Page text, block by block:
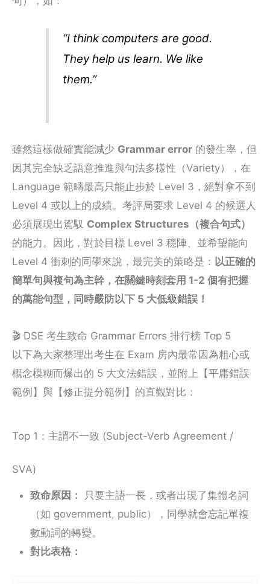
“I think computers are good.
They help us learn. We like
them.”
雖然這樣做確實能減少 Grammar error 的發生率，但
因其完全缺乏語意推進與句法多樣性（Variety），在
Language 範疇最高只能止步於 Level 3，絕對拿不到
Level 4 或以上的成績。考評局要求 Level 4 的候選人
必須展現出駕馭 Complex Structures（複合句式）
的能力。因此，對於目標 Level 3 穩陣、並希望能向
Level 4 衝刺的同學來說，最完美的策略是： 以正確的
簡單句與複句為主幹，在關鍵時刻套用 1-2 個有把握
的萬能句型，同時嚴防以下 5 大低級錯誤！
🎬 DSE 考生致命 Grammar Errors 排行榜 Top 5
以下為大家整理出考生在 Exam 房內最常因為粗心或
概念模糊而爆出的 5 大文法錯誤，並附上【平庸錯誤
範例】與【修正提分範例】的直觀對比：
Top 1：主謂不一致 (Subject-Verb Agreement /
SVA)
致命原因：
只要主語一長，或者出現了集體名詞
（如 government, public），同學就會忘記單複
數動詞的轉變。
對比表格：